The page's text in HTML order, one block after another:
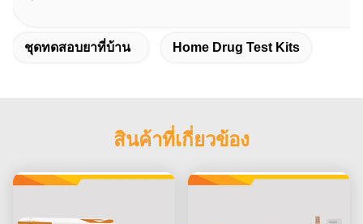
ชุดทดสอบยาที่บ้าน Home Drug Test Kits
สินค้าที่เกี่ยวข้อง